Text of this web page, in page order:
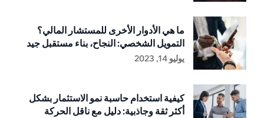
ما هي الأدوار الأخرى للمستشار المالي؟
التمويل الشخصي: النجاح، بناء مستقبل جيد
يوليو 14, 2023
كيفية استخدام حاسبة نمو الاستثمار بشكل
أكثر ثقة وجاذبية: دليل مع ناقل الحركة